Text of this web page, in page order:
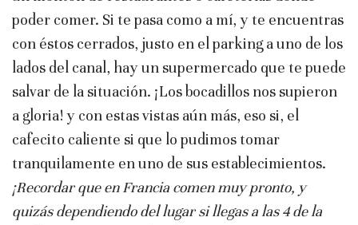
poder comer. Si te pasa como a mí, y te encuentras
con éstos cerrados, justo en el parking a uno de los
lados del canal, hay un supermercado que te puede
salvar de la situación. ¡Los bocadillos nos supieron
a gloria! y con estas vistas aún más, eso si, el
cafecito caliente si que lo pudimos tomar
tranquilamente en uno de sus establecimientos.
¡Recordar que en Francia comen muy pronto, y
quizás dependiendo del lugar si llegas a las 4 de la